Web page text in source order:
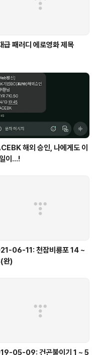
급 패러디 에로영화 제목
해외 승인, 나에게도 이
이...!
06-11: 천잠비룡포 14 ~
완)
05-09: 건곤불이기 1 ~ 5